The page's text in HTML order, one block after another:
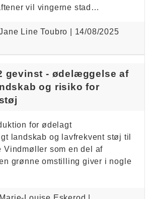
vil vingerne stad…
Line Toubro | 14/08/2025
gevinst - ødelæggelse af
og risiko for
for ødelagt
landskab og lavfrekvent støj til
Vindmøller som en del af
grønne omstilling giver i nogle